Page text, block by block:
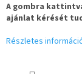
A gombra
ajánlat kérését
Részletes